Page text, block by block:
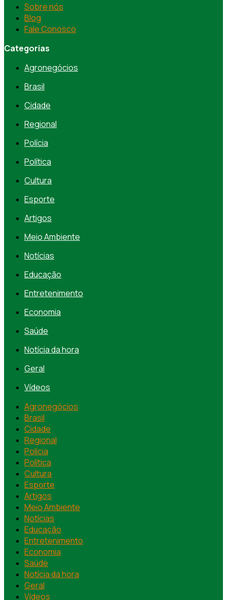
Sobre nós
Blog
Fale Conosco
Categorias
Agronegócios
Brasil
Cidade
Regional
Polícia
Política
Cultura
Esporte
Artigos
Meio Ambiente
Notícias
Educação
Entretenimento
Economia
Saúde
Notícia da hora
Geral
Vídeos
Agronegócios
Brasil
Cidade
Regional
Polícia
Política
Cultura
Esporte
Artigos
Meio Ambiente
Notícias
Educação
Entretenimento
Economia
Saúde
Notícia da hora
Geral
Vídeos